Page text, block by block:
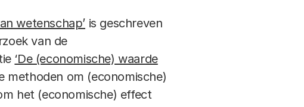
wetenschap’ is geschreven
van de
‘De (economische) waarde
methoden om (economische)
het (economische) effect